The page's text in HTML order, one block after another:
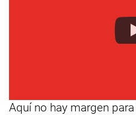
Aquí no hay margen